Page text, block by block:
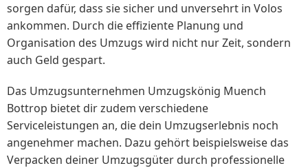
sorgen dafür, dass sie sicher und unversehrt in Volos
ankommen. Durch die effiziente Planung und
Organisation des Umzugs wird nicht nur Zeit, sondern
auch Geld gespart.
Das Umzugsunternehmen Umzugskönig Muench
Bottrop bietet dir zudem verschiedene
Serviceleistungen an, die dein Umzugserlebnis noch
angenehmer machen. Dazu gehört beispielsweise das
Verpacken deiner Umzugsgüter durch professionelle